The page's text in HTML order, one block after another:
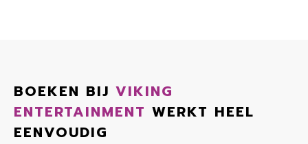
BOEKEN BIJ VIKING
ENTERTAINMENT WERKT HEEL
EENVOUDIG